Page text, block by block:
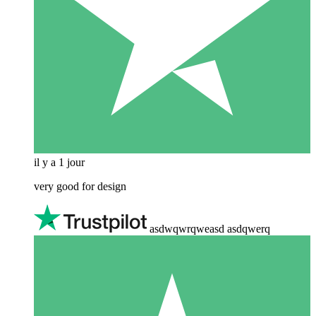
il y a 1 jour
very good for design
asdwqwrqweasd asdqwerq